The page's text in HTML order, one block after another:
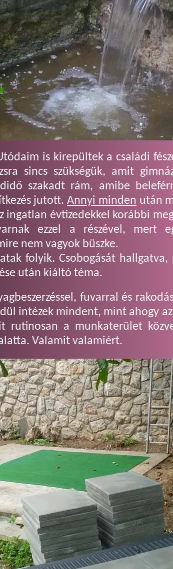
is kirepültek a családi
sincs szükségük, amit
szakadt rám, amibe
jutott.Annyi minden után
ingatlan évtizedekkel korábbi
ezzel a részével, mert
nem vagyok büszke.
folyik. Csobogását
után kiáltó téma.
fuvarral és
intézek mindent, mint ahogy
rutinosan a munkaterület
Valamit valamiért.